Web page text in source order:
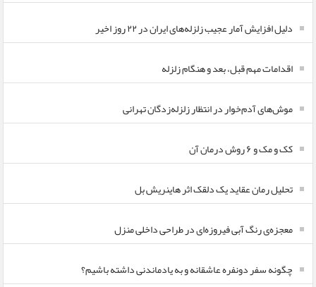
دلیل افزایش آمار عجیب زلزله‌های ایران در ۲۲ روز اخیر
اقدامات مهم قبل، بعد و هنگام زلزله
موش‌های آدم‌خوار در انتظار زلزله‌زدگان تهرانی
کک و مک و ۶ روش درمان آن
تحلیل رمان عقاید یک دلقک اثر هاینریش بل
معجزه‌ی رنگ آبی فیروزه‌ای در طراحی داخلی منزل
چگونه سفر دونفره عاشقانه و به یادماندنی داشته باشیم؟